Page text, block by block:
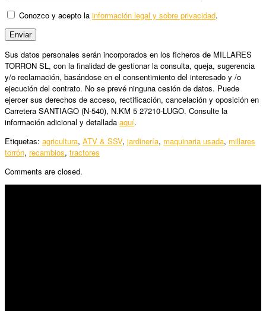
Conozco y acepto la información legal y sobre privacidad.
Sus datos personales serán incorporados en los ficheros de MILLARES
TORRON SL, con la finalidad de gestionar la consulta, queja, sugerencia
y/o reclamación, basándose en el consentimiento del interesado y /o
ejecución del contrato. No se prevé ninguna cesión de datos. Puede
ejercer sus derechos de acceso, rectificación, cancelación y oposición en
Carretera SANTIAGO (N-540), N.KM 5 27210-LUGO. Consulte la
información adicional y detallada aquí.
Etiquetas: agricultura, ATV & SSV, jardinería, maquinaria usada, millares
torrón, recambios, tractores
Comments are closed.